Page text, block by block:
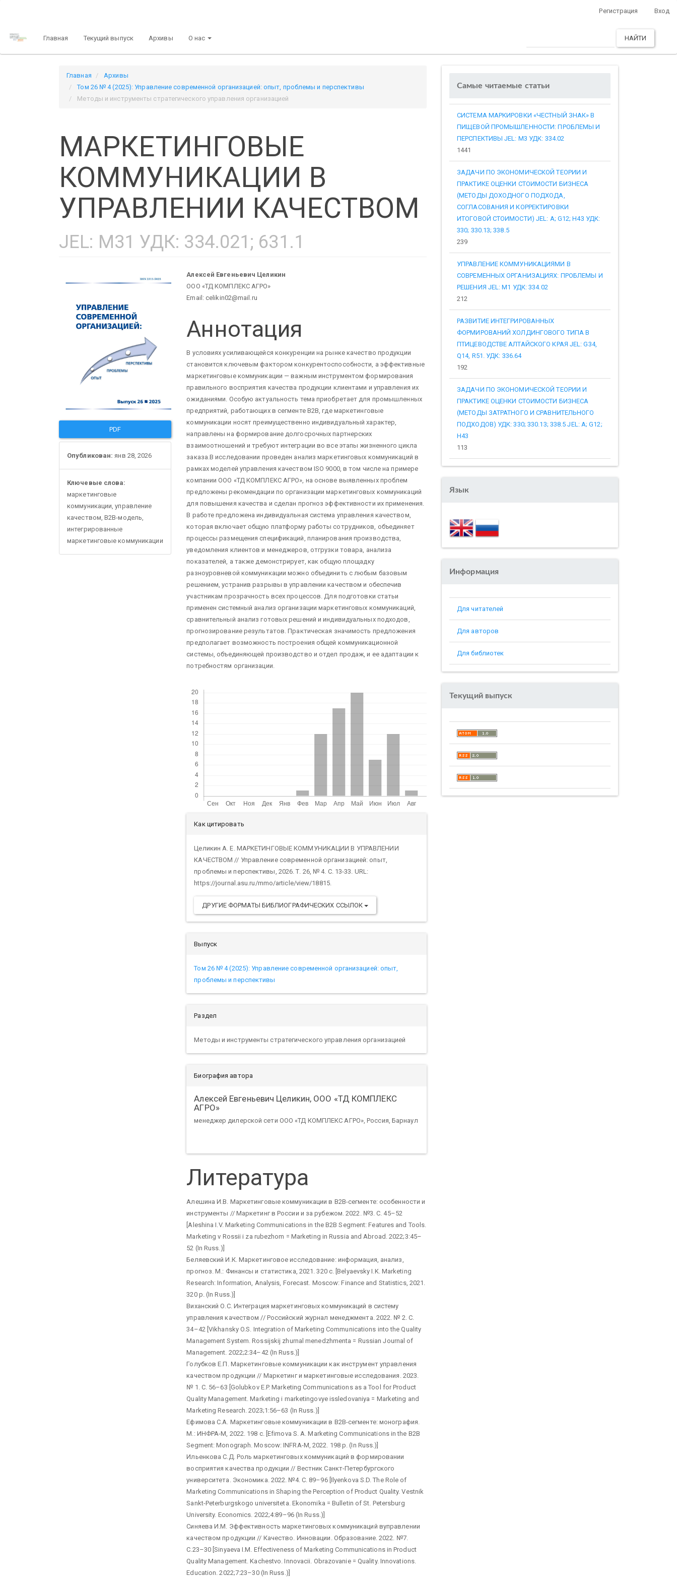
содержанию
страницы
Регистрация Вход
Главная Текущий выпуск Архивы О нас НАЙТИ
Главная
Архивы
Том 26 № 4 (2025): Управление современной организацией: опыт, проблемы и перспективы
Методы и инструменты стратегического управления организацией
МАРКЕТИНГОВЫЕ
КОММУНИКАЦИИ В
УПРАВЛЕНИИ КАЧЕСТВОМ
JEL: M31 УДК: 334.021; 631.1
Статья
боковой
панели
PDF
Опубликован: янв 28, 2026
Ключевые слова:
маркетинговые
коммуникации, управление
качеством, В2В-модель,
интегрированные
маркетинговые коммуникации
Основное
содержание
статьи
Алексей Евгеньевич Целикин
ООО «ТД КОМПЛЕКС АГРО»
Email: celikin02@mail.ru
Аннотация
В условиях усиливающейся конкуренции на рынке качество продукции
становится ключевым фактором конкурентоспособности, а эффективные
маркетинговые коммуникации — важным инструментом формирования
правильного восприятия качества продукции клиентами и управления их
ожиданиями. Особую актуальность тема приобретает для промышленных
предприятий, работающих в сегменте B2B, где маркетинговые
коммуникации носят преимущественно индивидуальный характер,
направлены на формирование долгосрочных партнерских
взаимоотношений и требуют интеграции во все этапы жизненного цикла
заказа.В исследовании проведен анализ маркетинговых коммуникаций в
рамках моделей управления качеством ISO 9000, в том числе на примере
компании ООО «ТД КОМПЛЕКС АГРО», на основе выявленных проблем
предложены рекомендации по организации маркетинговых коммуникаций
для повышения качества и сделан прогноз эффективности их применения.
В работе предложена индивидуальная система управления качеством,
которая включает общую платформу работы сотрудников, объединяет
процессы размещения спецификаций, планирования производства,
уведомления клиентов и менеджеров, отгрузки товара, анализа
показателей, а также демонстрирует, как общую площадку
разноуровневой коммуникации можно объединить с любым базовым
решением, устранив разрывы в управлении качеством и обеспечив
участникам прозрачность всех процессов. Для подготовки статьи
применен системный анализ организации маркетинговых коммуникаций,
сравнительный анализ готовых решений и индивидуальных подходов,
прогнозирование результатов. Практическая значимость предложения
предполагает возможность построения общей коммуникационной
системы, объединяющей производство и отдел продаж, и ее адаптации к
потребностям организации.
Детали
статьи
Как цитировать
Целикин А. Е. МАРКЕТИНГОВЫЕ КОММУНИКАЦИИ В УПРАВЛЕНИИ
КАЧЕСТВОМ // Управление современной организацией: опыт,
проблемы и перспективы, 2026. Т. 26, № 4. С. 13-33. URL:
https://journal.asu.ru/mmo/article/view/18815.
ДРУГИЕ ФОРМАТЫ БИБЛИОГРАФИЧЕСКИХ ССЫЛОК
Выпуск
Том 26 № 4 (2025): Управление современной организацией: опыт,
проблемы и перспективы
Раздел
Методы и инструменты стратегического управления организацией
Биография автора
Алексей Евгеньевич Целикин, ООО «ТД КОМПЛЕКС
АГРО»
менеджер дилерской сети ООО «ТД КОМПЛЕКС АГРО», Россия, Барнаул
Литература
Алешина И.В. Маркетинговые коммуникации в B2B-сегменте: особенности и
инструменты // Маркетинг в России и за рубежом. 2022. №3. С. 45–52
[Aleshina I.V. Marketing Communications in the B2B Segment: Features and Tools.
Marketing v Rossii i za rubezhom = Marketing in Russia and Abroad. 2022;3:45–
52 (In Russ.)]
Беляевский И.К. Маркетинговое исследование: информация, анализ,
прогноз. М.: Финансы и статистика, 2021. 320 с. [Belyaevsky I.K. Marketing
Research: Information, Analysis, Forecast. Moscow: Finance and Statistics, 2021.
320 p. (In Russ.)]
Виханский О.С. Интеграция маркетинговых коммуникаций в систему
управления качеством // Российский журнал менеджмента. 2022. № 2. С.
34–42 [Vikhansky O.S. Integration of Marketing Communications into the Quality
Management System. Rossijskij zhurnal menedzhmenta = Russian Journal of
Management. 2022;2:34–42 (In Russ.)]
Голубков Е.П. Маркетинговые коммуникации как инструмент управления
качеством продукции // Маркетинг и маркетинговые исследования. 2023.
№ 1. С. 56–63 [Golubkov E.P. Marketing Communications as a Tool for Product
Quality Management. Marketing i marketingovye issledovaniya = Marketing and
Marketing Research. 2023;1:56–63 (In Russ.)]
Ефимова С.А. Маркетинговые коммуникации в B2B-сегменте: монография.
М.: ИНФРА-М, 2022. 198 с. [Efimova S. A. Marketing Communications in the B2B
Segment: Monograph. Moscow: INFRA-M, 2022. 198 p. (In Russ.)]
Ильенкова С.Д. Роль маркетинговых коммуникаций в формировании
восприятия качества продукции // Вестник Санкт-Петербургского
университета. Экономика. 2022. №4. С. 89–96 [Ilyenkova S.D. The Role of
Marketing Communications in Shaping the Perception of Product Quality. Vestnik
Sankt-Peterburgskogo universiteta. Ekonomika = Bulletin of St. Petersburg
University. Economics. 2022;4:89–96 (In Russ.)]
Синяева И.М. Эффективность маркетинговых коммуникаций вуправлении
качеством продукции // Качество. Инновации. Образование. 2022. №7.
С.23–30 [Sinyaeva I.M. Effectiveness of Marketing Communications in Product
Quality Management. Kachestvo. Innovacii. Obrazovanie = Quality. Innovations.
Education. 2022;7:23–30 (In Russ.)]
Самые читаемые статьи
СИСТЕМА МАРКИРОВКИ «ЧЕСТНЫЙ ЗНАК» В
ПИЩЕВОЙ ПРОМЫШЛЕННОСТИ: ПРОБЛЕМЫ И
ПЕРСПЕКТИВЫ JEL: M3 УДК: 334.02
1441
ЗАДАЧИ ПО ЭКОНОМИЧЕСКОЙ ТЕОРИИ И
ПРАКТИКЕ ОЦЕНКИ СТОИМОСТИ БИЗНЕСА
(МЕТОДЫ ДОХОДНОГО ПОДХОДА,
СОГЛАСОВАНИЯ И КОРРЕКТИРОВКИ
ИТОГОВОЙ СТОИМОСТИ) JEL: A; G12; H43 УДК:
330; 330.13; 338.5
239
УПРАВЛЕНИЕ КОММУНИКАЦИЯМИ В
СОВРЕМЕННЫХ ОРГАНИЗАЦИЯХ: ПРОБЛЕМЫ И
РЕШЕНИЯ JEL: M1 УДК: 334.02
212
РАЗВИТИЕ ИНТЕГРИРОВАННЫХ
ФОРМИРОВАНИЙ ХОЛДИНГОВОГО ТИПА В
ПТИЦЕВОДСТВЕ АЛТАЙСКОГО КРАЯ JEL: G34,
Q14, R51. УДК: 336.64
192
ЗАДАЧИ ПО ЭКОНОМИЧЕСКОЙ ТЕОРИИ И
ПРАКТИКЕ ОЦЕНКИ СТОИМОСТИ БИЗНЕСА
(МЕТОДЫ ЗАТРАТНОГО И СРАВНИТЕЛЬНОГО
ПОДХОДОВ) УДК: 330; 330.13; 338.5 JEL: A; G12;
H43
113
Язык
Информация
Для читателей
Для авторов
Для библиотек
Текущий выпуск